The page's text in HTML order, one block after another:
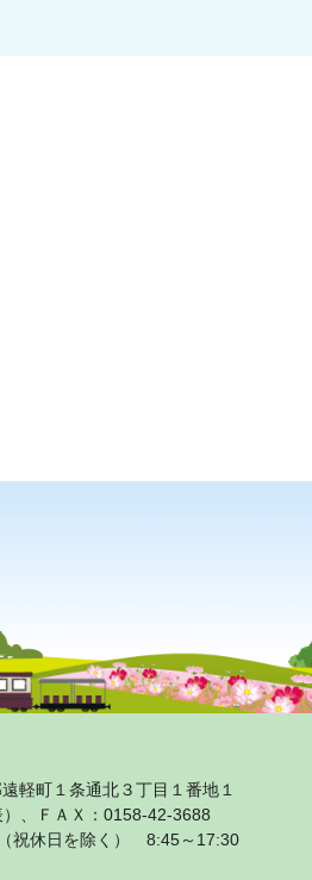
軽町１条通北３丁目１番地１
、ＦＡＸ：0158‐42‐3688
祝休日を除く） 8:45～17:30